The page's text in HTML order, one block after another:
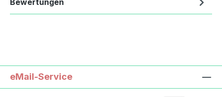
eMail-Service